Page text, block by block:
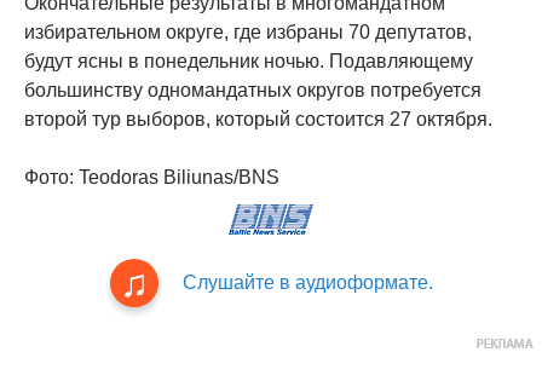
избирательном округе, где избраны 70 депутатов,
будут ясны в понедельник ночью. Подавляющему
большинству одномандатных округов потребуется
второй тур выборов, который состоится 27 октября.
Фото: Teodoras Biliunas/BNS
Слушайте в аудиоформате.